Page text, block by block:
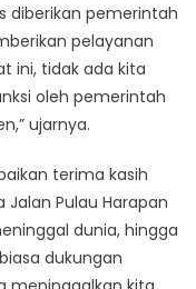
diberikan pemerintah
pelayanan
ini, tidak ada kita
oleh pemerintah
ujarnya.
terima kasih
Pulau Harapan
dunia, hingga
dukungan